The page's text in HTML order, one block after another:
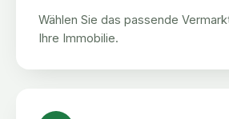
Wählen Sie das passende
Ihre Immobilie.